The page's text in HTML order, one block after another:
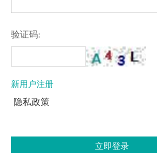
验证码:
新用户注册
隐私政策
立即登录